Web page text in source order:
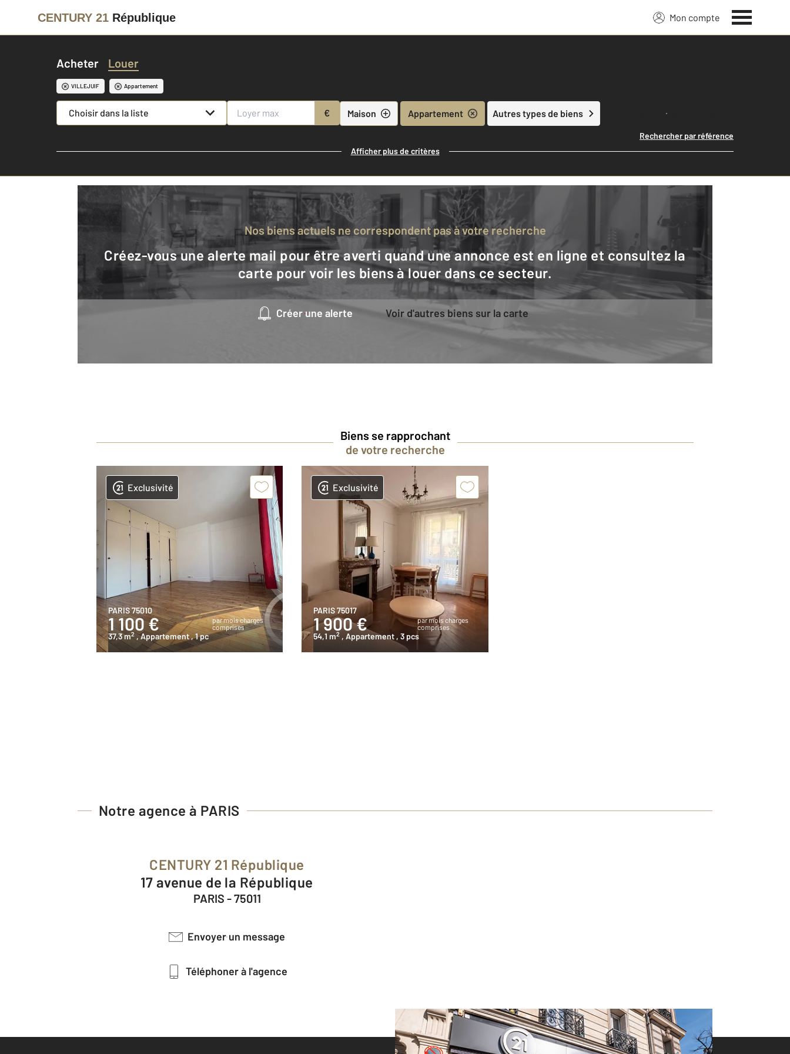
CENTURY 21 République Mon compte
Acheter Louer
VILLEJUIF Appartement
Choisir dans la liste € Maison Appartement Autres types de biens Lancer ma recherche
Rechercher par référence
Afficher plus de critères
Nos biens actuels ne correspondent pas à votre recherche
Créez-vous une alerte mail pour être averti quand une annonce est en ligne et consultez la
carte pour voir les biens à louer dans ce secteur.
Créer une alerte Voir d'autres biens sur la carte
Biens se rapprochant
de votre recherche
Exclusivité
PARIS 75010
1 100 €
par mois charges
comprises
37,3 m2 , Appartement, 1 pc
Exclusivité
PARIS 75017
1 900 €
par mois charges
comprises
54,1 m2 , Appartement , 3 pcs
Notre agence à PARIS
CENTURY 21 République
17 avenue de la République
PARIS - 75011
Envoyer un message
Téléphoner à l'agence